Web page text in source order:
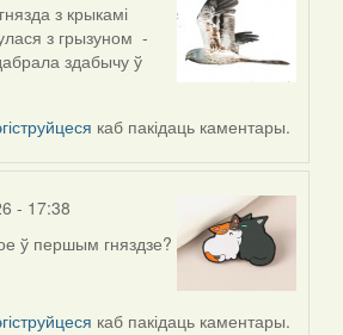
з крыкамі
з грызуном -
здабычу ў
каб пакідаць каментары.
- 17:38
ў першым гняздзе?
каб пакідаць каментары.